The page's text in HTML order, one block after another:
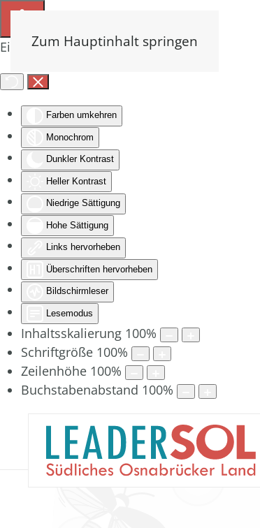
Eingabehilfen öffnen
Farben umkehren
Monochrom
Dunkler Kontrast
Heller Kontrast
Niedrige Sättigung
Hohe Sättigung
Links hervorheben
Überschriften hervorheben
Bildschirmleser
Lesemodus
Inhaltsskalierung 100%
Schriftgröße 100%
Zeilenhöhe 100%
Buchstabenabstand 100%
Zum Hauptinhalt springen